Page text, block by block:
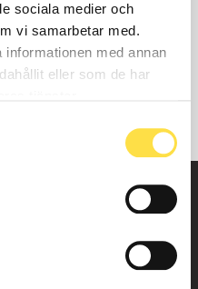
sociala medier och
vi samarbetar med.
med annan
eller som de har